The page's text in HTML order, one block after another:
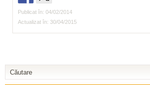
Publicat în: 04/02/2014
Actualizat în: 30/04/2015